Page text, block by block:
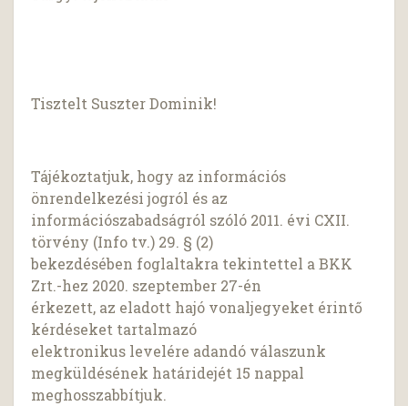
Tisztelt Suszter Dominik!
Tájékoztatjuk, hogy az információs
önrendelkezési jogról és az
információszabadságról szóló 2011. évi CXII.
törvény (Info tv.) 29. § (2)
bekezdésében foglaltakra tekintettel a BKK
Zrt.-hez 2020. szeptember 27-én
érkezett, az eladott hajó vonaljegyeket érintő
kérdéseket tartalmazó
elektronikus levelére adandó válaszunk
megküldésének határidejét 15 nappal
meghosszabbítjuk.